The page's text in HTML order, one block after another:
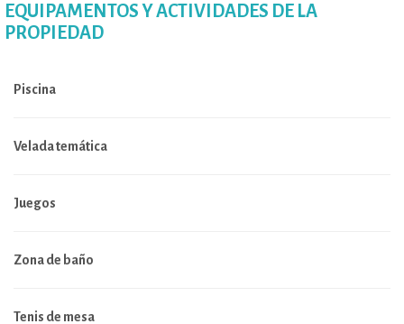
EQUIPAMENTOS Y ACTIVIDADES DE LA
PROPIEDAD
Piscina
Velada temática
Juegos
Zona de baño
Tenis de mesa